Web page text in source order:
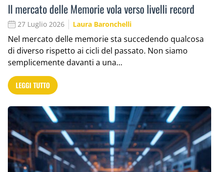
Il mercato delle Memorie vola verso livelli record
27 Luglio 2026 Laura Baronchelli
Nel mercato delle memorie sta succedendo qualcosa
di diverso rispetto ai cicli del passato. Non siamo
semplicemente davanti a una…
LEGGI TUTTO